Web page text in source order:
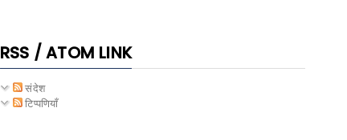
RSS / ATOM LINK
संदेश
टिप्पणियाँ